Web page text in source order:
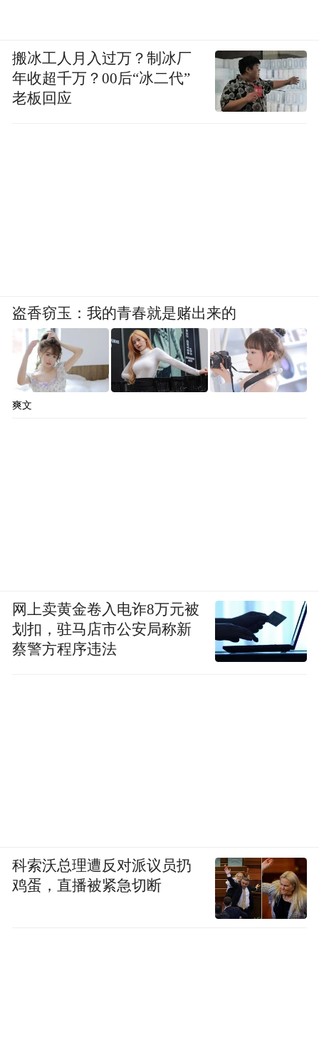
搬冰工人月入过万？制冰厂
年收超千万？00后“冰二代”
老板回应
盗香窃玉：我的青春就是赌出来的
爽文
网上卖黄金卷入电诈8万元被
划扣，驻马店市公安局称新
蔡警方程序违法
科索沃总理遭反对派议员扔
鸡蛋，直播被紧急切断